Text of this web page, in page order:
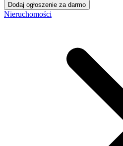
Dodaj ogłoszenie za darmo
Nieruchomości